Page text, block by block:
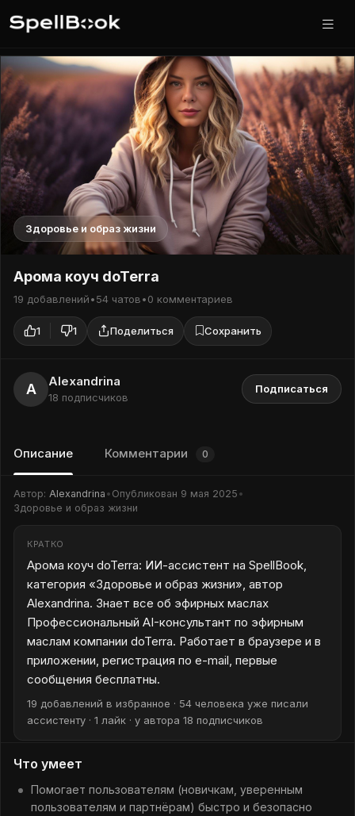
Здоровье и образ жизни
Арома коуч doTerra
19 добавлений•54 чатов•0 комментариев
1 1 Поделиться Сохранить
A Alexandrina
18 подписчиков
Подписаться
Описание Комментарии 0
Автор: Alexandrina • Опубликован 9 мая 2025 •
Здоровье и образ жизни
КРАТКО
Арома коуч doTerra: ИИ-ассистент на SpellBook,
категория «Здоровье и образ жизни», автор
Alexandrina. Знает все об эфирных маслах
Профессиональный AI-консультант по эфирным
маслам компании doTerra. Работает в браузере и в
приложении, регистрация по e-mail, первые
сообщения бесплатны.
19 добавлений в избранное · 54 человека уже писали
ассистенту · 1 лайк · у автора 18 подписчиков
Что умеет
Помогает пользователям (новичкам, уверенным
пользователям и партнёрам) быстро и безопасно